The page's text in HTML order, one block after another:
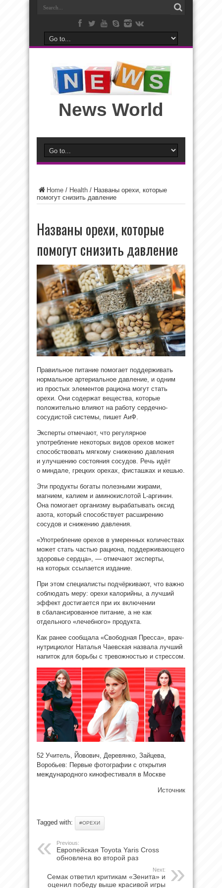
News World
Home / Health / Названы орехи, которые
помогут снизить давление
Названы орехи, которые
помогут снизить давление
Правильное питание помогает поддерживать
нормальное артериальное давление, и одним
из простых элементов рациона могут стать
орехи. Они содержат вещества, которые
положительно влияют на работу сердечно-
сосудистой системы, пишет АиФ.
Эксперты отмечают, что регулярное
употребление некоторых видов орехов может
способствовать мягкому снижению давления
и улучшению состояния сосудов. Речь идёт
о миндале, грецких орехах, фисташках и кешью.
Эти продукты богаты полезными жирами,
магнием, калием и аминокислотой L-аргинин.
Она помогает организму вырабатывать оксид
азота, который способствует расширению
сосудов и снижению давления.
«Употребление орехов в умеренных количествах
может стать частью рациона, поддерживающего
здоровье сердца», — отмечают эксперты,
на которых ссылается издание.
При этом специалисты подчёркивают, что важно
соблюдать меру: орехи калорийны, а лучший
эффект достигается при их включении
в сбалансированное питание, а не как
отдельного «лечебного» продукта.
Как ранее сообщала «Свободная Пресса», врач-
нутрициолог Наталья Чаевская назвала лучший
напиток для борьбы с тревожностью и стрессом.
52 Учитель, Йовович, Деревянко, Зайцева,
Воробьев: Первые фотографии с открытия
международного кинофестиваля в Москве
Источник
Tagged with: #ОРЕХИ
Previous:
Европейская Toyota Yaris Cross
обновлена во второй раз
Next:
Семак ответил критикам «Зенита» и
оценил победу выше красивой игры